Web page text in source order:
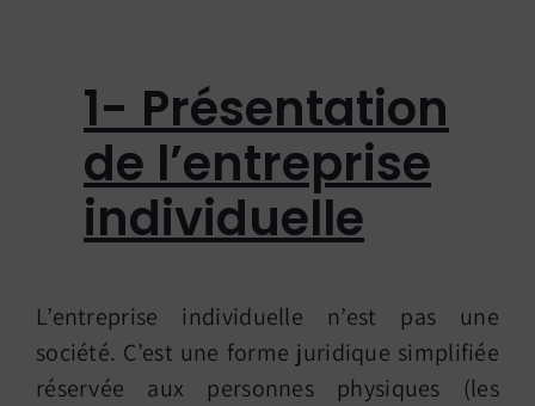
1- Présentation
de l’entreprise
individuelle
L’entreprise individuelle n’est pas une
société. C’est une forme juridique simplifiée
réservée aux personnes physiques (les